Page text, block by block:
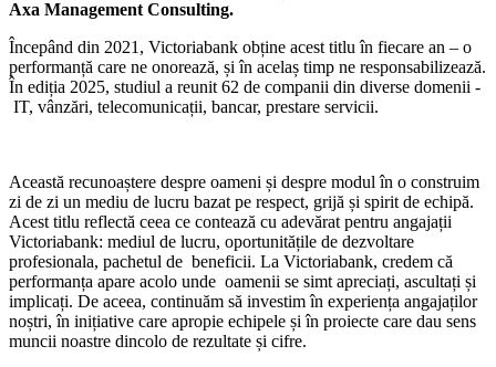
Axa Management Consulting.
Începând din 2021, Victoriabank obține acest titlu în fiecare an – o
performanță care ne onorează, și în acelaș timp ne responsabilizează.
În ediția 2025, studiul a reunit 62 de companii din diverse domenii -
IT, vânzări, telecomunicații, bancar, prestare servicii.
Această recunoaștere despre oameni și despre modul în o construim
zi de zi un mediu de lucru bazat pe respect, grijă și spirit de echipă.
Acest titlu reflectă ceea ce contează cu adevărat pentru angajații
Victoriabank: mediul de lucru, oportunitățile de dezvoltare
profesionala, pachetul de beneficii. La Victoriabank, credem că
performanța apare acolo unde oamenii se simt apreciați, ascultați și
implicați. De aceea, continuăm să investim în experiența angajaților
noștri, în inițiative care apropie echipele și în proiecte care dau sens
muncii noastre dincolo de rezultate și cifre.